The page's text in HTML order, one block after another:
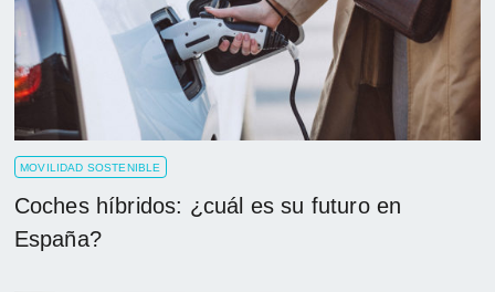
MOVILIDAD SOSTENIBLE
Coches híbridos: ¿cuál es su futuro en
España?